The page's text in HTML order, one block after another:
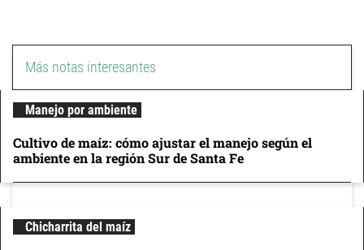
Más notas interesantes
Manejo por ambiente
Cultivo de maíz: cómo ajustar el manejo según el
ambiente en la región Sur de Santa Fe
Chicharrita del maíz